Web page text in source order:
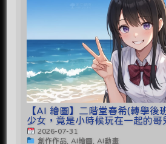
【AI 繪圖】二階堂春希(轉學後
少女，竟是小時候玩在一起的哥
2026-07-31
創作作品, AI繪圖, AI動畫